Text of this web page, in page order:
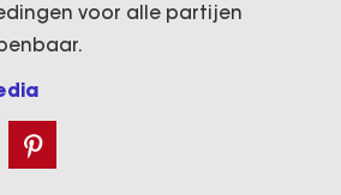
voor alle partijen